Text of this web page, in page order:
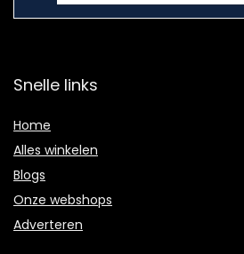
Snelle links
Home
Alles winkelen
Blogs
Onze webshops
Adverteren